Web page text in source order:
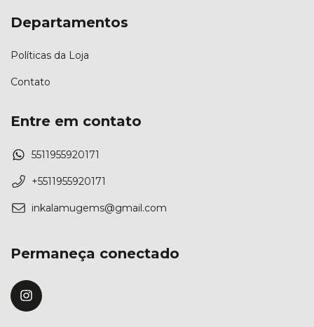
Departamentos
Políticas da Loja
Contato
Entre em contato
5511955920171
+5511955920171
inkalamugems@gmail.com
Permaneça conectado